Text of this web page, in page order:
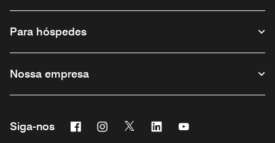
Para hóspedes
Nossa empresa
Siga-nos FacebookInstagram
Twitter Linkedin